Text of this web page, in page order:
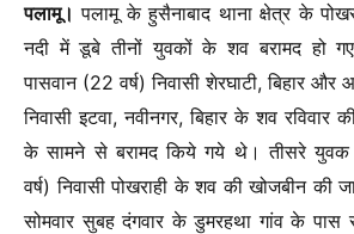
पलामू। पलामू के हुसैनाबाद थाना क्षेत्र के
नदी में डूबे तीनों युवकों के शव बरामद हो
पासवान (22 वर्ष) निवासी शेरघाटी, बिहार और
निवासी इटवा, नवीनगर, बिहार के शव रविवार
के सामने से बरामद किये गये थे। तीसरे युवक
वर्ष) निवासी पोखराही के शव की खोजबीन की
सोमवार सुबह दंगवार के डुमरहथा गांव के